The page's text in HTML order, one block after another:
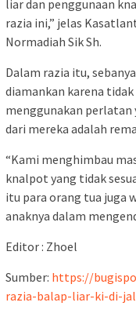
liar dan penggunaan
razia ini,” jelas
Normadiah Sik Sh.
Dalam razia itu,
diamankan karena
menggunakan perlatan
dari mereka adalah
“Kami menghimbau
knalpot yang tidak
itu para orang tua juga
anaknya dalam
Editor : Zhoel
Sumber: https://
razia-balap-liar-ki-di-